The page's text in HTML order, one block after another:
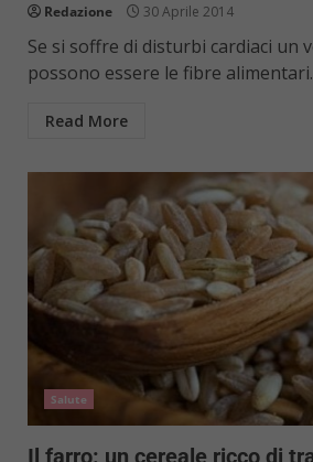
Redazione 30 Aprile 2014
Se si soffre di disturbi cardiaci un
possono essere le fibre
Read More
Salute
Il farro: un cereale ricco di